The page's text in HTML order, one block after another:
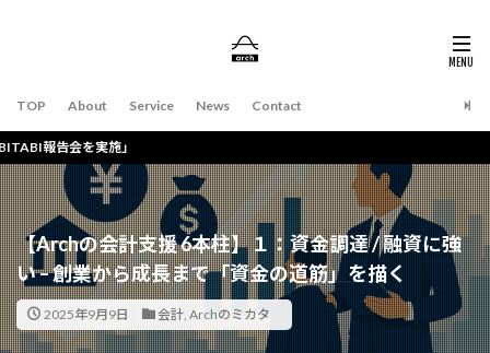
TOP About Service News Contact
実施」
【Archの会計支援 6本柱】１：資金調達 / 融資に強
い – 創業から成長まで「資金の道筋」を描く
2025年9月9日 会計, Archのミカタ